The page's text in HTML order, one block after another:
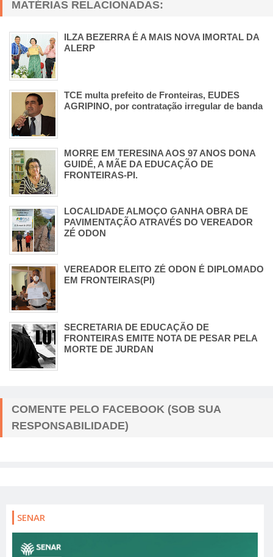
MATÉRIAS RELACIONADAS:
ILZA BEZERRA É A MAIS NOVA IMORTAL DA
ALERP
TCE multa prefeito de Fronteiras, EUDES
AGRIPINO, por contratação irregular de banda
MORRE EM TERESINA AOS 97 ANOS DONA
GUIDÉ, A MÃE DA EDUCAÇÃO DE
FRONTEIRAS-PI.
LOCALIDADE ALMOÇO GANHA OBRA DE
PAVIMENTAÇÃO ATRAVÉS DO VEREADOR
ZÉ ODON
VEREADOR ELEITO ZÉ ODON É DIPLOMADO
EM FRONTEIRAS(PI)
SECRETARIA DE EDUCAÇÃO DE
FRONTEIRAS EMITE NOTA DE PESAR PELA
MORTE DE JURDAN
COMENTE PELO FACEBOOK (SOB SUA
RESPONSABILIDADE)
SENAR